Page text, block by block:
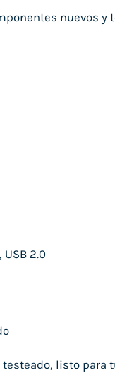
nuevos y
2.0
listo para